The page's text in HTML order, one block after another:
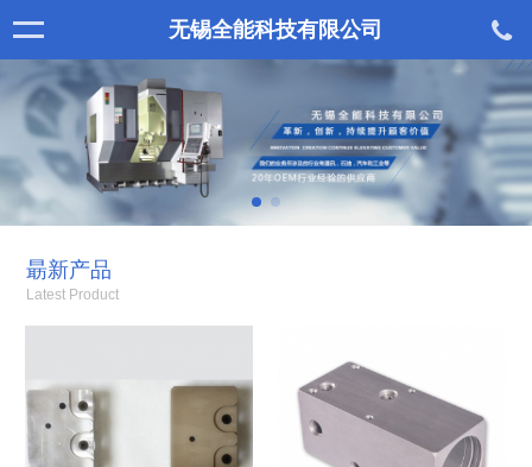
无锡全能科技有限公司
朂新产品
Latest Product